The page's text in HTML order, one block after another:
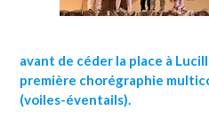
avant de céder la place à
première chorégraphie
(voiles-éventails).